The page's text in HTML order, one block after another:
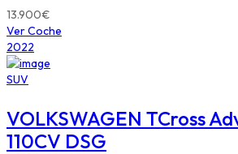
13.900€
Ver Coche
2022
SUV
VOLKSWAGEN TCross
110CV DSG